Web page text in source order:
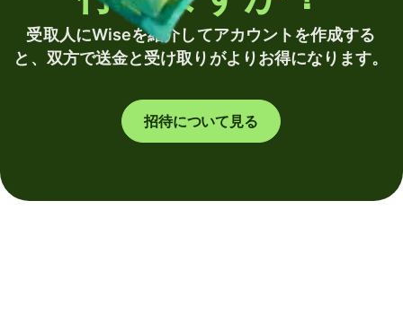
受取人にWiseを紹介してアカウントを作成する
と、双方で送金と受け取りがよりお得になります。
招待について見る